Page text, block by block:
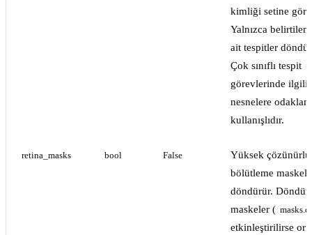
kimliği setine
Yalnızca belirtilen
ait tespitler
Çok sınıflı tespit
görevlerinde ilgili
nesnelere
kullanışlıdır.
retina_masks bool False
Yüksek
bölütleme
döndürür.
maskeler (
etkinleştirilirse